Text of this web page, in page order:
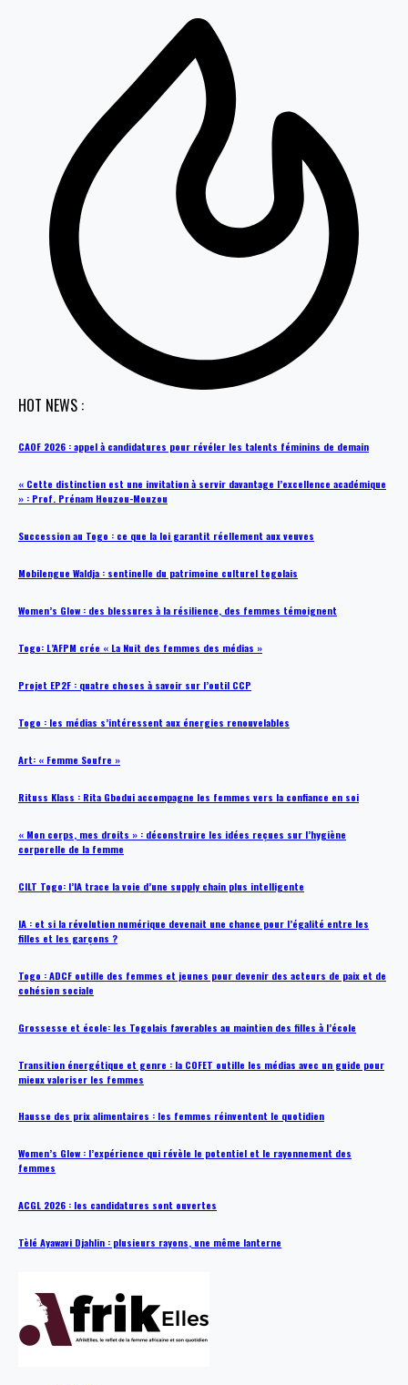
HOT NEWS :
CAOF 2026 : appel à candidatures pour révéler les talents féminins de demain
« Cette distinction est une invitation à servir davantage l’excellence académique
» : Prof. Prénam Houzou-Mouzou
Succession au Togo : ce que la loi garantit réellement aux veuves
Mobilengue Waldja : sentinelle du patrimoine culturel togolais
Women’s Glow : des blessures à la résilience, des femmes témoignent
Togo: L’AFPM crée « La Nuit des femmes des médias »
Projet EP2F : quatre choses à savoir sur l’outil CCP
Togo : les médias s’intéressent aux énergies renouvelables
Art: « Femme Soufre »
Rituss Klass : Rita Gbodui accompagne les femmes vers la confiance en soi
« Mon corps, mes droits » : déconstruire les idées reçues sur l’hygiène
corporelle de la femme
CILT Togo: l’IA trace la voie d’une supply chain plus intelligente
IA : et si la révolution numérique devenait une chance pour l’égalité entre les
filles et les garçons ?
Togo : ADCF outille des femmes et jeunes pour devenir des acteurs de paix et de
cohésion sociale
Grossesse et école: les Togolais favorables au maintien des filles à l’école
Transition énergétique et genre : la COFET outille les médias avec un guide pour
mieux valoriser les femmes
Hausse des prix alimentaires : les femmes réinventent le quotidien
Women’s Glow : l’expérience qui révèle le potentiel et le rayonnement des
femmes
ACGL 2026 : les candidatures sont ouvertes
Tèlé Ayawavi Djahlin : plusieurs rayons, une même lanterne